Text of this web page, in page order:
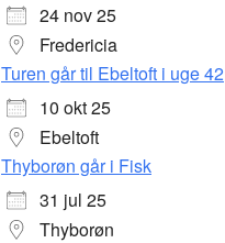
24 nov 25
Fredericia
Turen går til Ebeltoft i uge 42
10 okt 25
Ebeltoft
Thyborøn går i Fisk
31 jul 25
Thyborøn